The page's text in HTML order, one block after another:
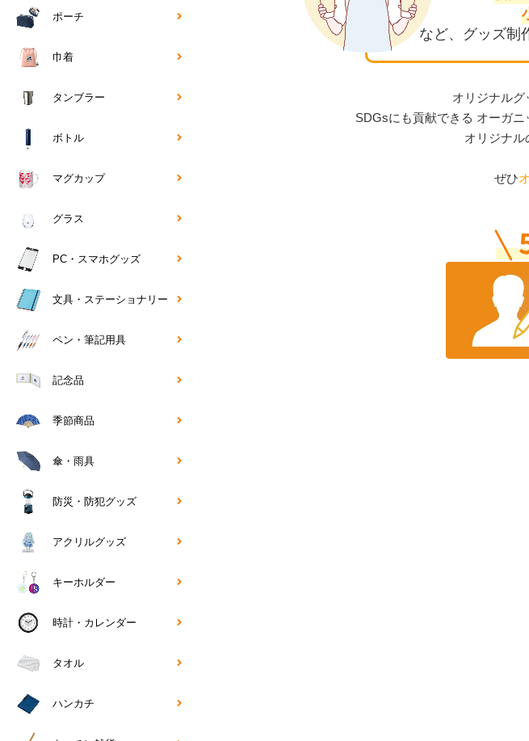
など、グッズ制
オリジナルグ
SDGsにも貢献できる オーガ
オリジナル
ぜひ
ポーチ
巾着
タンブラー
ボトル
マグカップ
グラス
PC・スマホグッズ
文具・ステーショナリー
ペン・筆記用具
記念品
季節商品
傘・雨具
防災・防犯グッズ
アクリルグッズ
キーホルダー
時計・カレンダー
タオル
ハンカチ